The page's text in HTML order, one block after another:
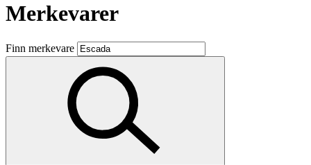
Butikker
Mat og drikke
Taket på Kvadrat
Aktiviteter
Merkevarer
Finn merkevare